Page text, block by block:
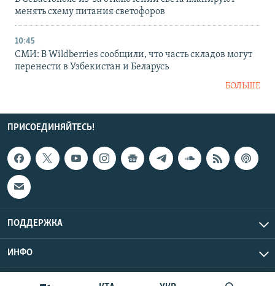
менять схему питания светофоров
10:45
СМИ: В Wildberries сообщили, что часть складов могут
перенести в Узбекистан и Беларусь
БОЛЬШЕ
ПРИСОЕДИНЯЙТЕСЬ!
ПОДДЕРЖКА
ИНФО